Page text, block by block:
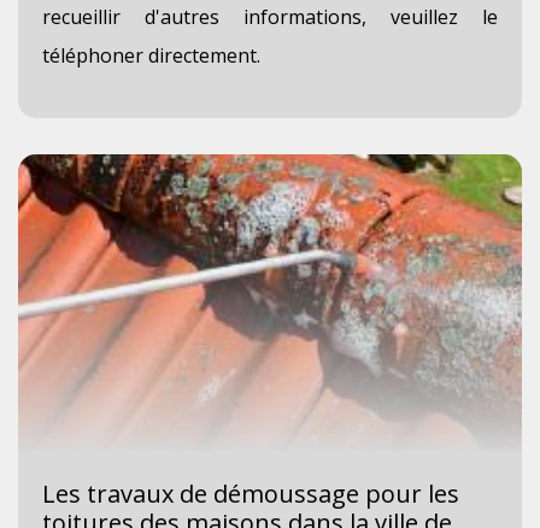
recueillir d'autres informations, veuillez le
téléphoner directement.
Les travaux de démoussage pour les